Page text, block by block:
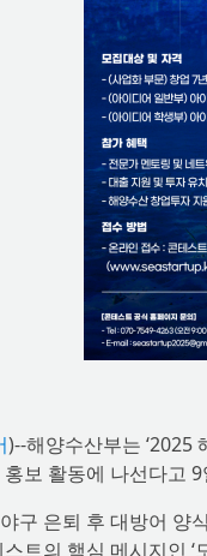
)--해양수산부는 ‘2025
보 활동에 나선다고
구 은퇴 후 대방어 양
트의 핵심 메시지인